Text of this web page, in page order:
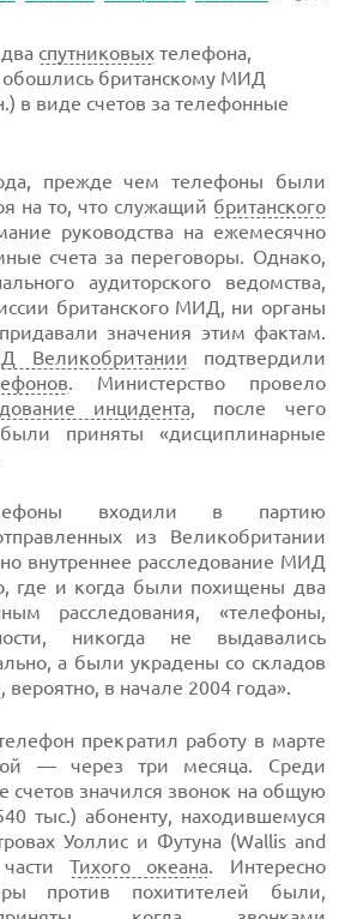
спутниковых телефона,
обошлись британскому МИД
в виде счетов за телефонные
прежде чем телефоны были
на то, что служащий британского
руководства на ежемесячно
счета за переговоры. Однако,
аудиторского ведомства,
британского МИД, ни органы
значения этим фактам.
Великобритании подтвердили
. Министерство провело
инцидента, после чего
приняты «дисциплинарные
входили в партию
из Великобритании
внутреннее расследование МИД
где и когда были похищены два
расследования, «телефоны,
никогда не выдавались
а были украдены со складов
, вероятно, в начале 2004 года».
прекратил работу в марте
— через три месяца. Среди
счетов значился звонок на общую
тыс.) абоненту, находившемуся
Уоллис и Футуна (Wallis and
Тихого океана. Интересно
против похитителей были,